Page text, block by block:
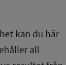
kan du här
all